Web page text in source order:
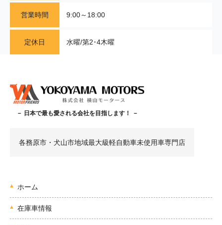
営業時間 9:00～18:00
定休日 水曜/第2･4木曜
－ 日本で最も愛される会社を目指します！ －
各務原市・犬山市地域最大級軽自動車未使用車専門店
ホーム
在庫車情報